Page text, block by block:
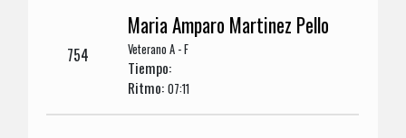
754
Maria Amparo Martinez Pello
Veterano A - F
Tiempo:
Ritmo:07:11